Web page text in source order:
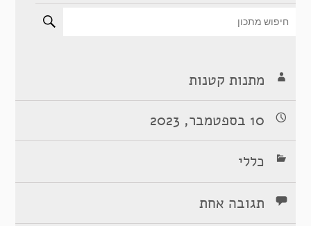
מתנות קטנות
10 בספטמבר, 2023
כללי
תגובה אחת